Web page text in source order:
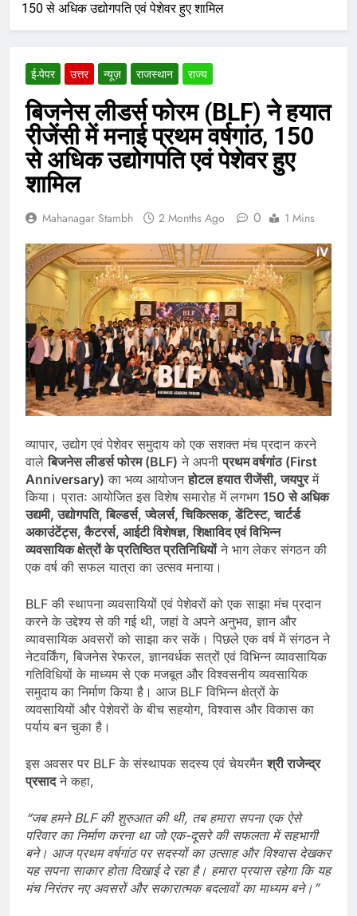
150 से अधिक उद्योगपति एवं पेशेवर हुए शामिल
ई-पेपर उत्तर न्यूज़ राजस्थान राज्य
बिजनेस लीडर्स फोरम (BLF) ने हयात
रीजेंसी में मनाई प्रथम वर्षगांठ, 150
से अधिक उद्योगपति एवं पेशेवर हुए
शामिल
Mahanagar Stambh 2 Months Ago 0 1 Mins
व्यापार, उद्योग एवं पेशेवर समुदाय को एक सशक्त मंच प्रदान करने
वालेबिजनेसलीडर्सफोरम (BLF) ने अपनीप्रथमवर्षगांठ (First
Anniversary) का भव्य आयोजनहोटलहयातरीजेंसी,जयपुरमें
किया। प्रातः आयोजित इस विशेष समारोह में लगभग 150सेअधिक
उद्यमी,उद्योगपति,बिल्डर्स,ज्वेलर्स,चिकित्सक,डेंटिस्ट,चार्टर्ड
अकाउंटेंट्स,कैटरर्स, आईटीविशेषज्ञ,शिक्षाविदएवंविभिन्न
व्यवसायिकक्षेत्रोंकेप्रतिष्ठितप्रतिनिधियोंने भाग लेकर संगठन की
एक वर्ष की सफल यात्रा का उत्सव मनाया।
BLF की स्थापना व्यवसायियों एवं पेशेवरों को एक साझा मंच प्रदान
करने के उद्देश्य से की गई थी, जहां वे अपने अनुभव, ज्ञान और
व्यावसायिक अवसरों को साझा कर सकें। पिछले एक वर्ष में संगठन ने
नेटवर्किंग, बिजनेस रेफरल, ज्ञानवर्धक सत्रों एवं विभिन्न व्यावसायिक
गतिविधियों के माध्यम से एक मजबूत और विश्वसनीय व्यवसायिक
समुदाय का निर्माण किया है। आज BLF विभिन्न क्षेत्रों के
व्यवसायियों और पेशेवरों के बीच सहयोग, विश्वास और विकास का
पर्याय बन चुका है।
इस अवसर पर BLF के संस्थापक सदस्य एवं चेयरमैनश्रीराजेन्द्र
प्रसादने कहा,
“जबहमने BLFकी शुरुआतकी थी, तबहमारा सपना एकऐसे
परिवारका निर्माणकरना था जो एक-दूसरेकी सफलता में सहभागी
बने। आज प्रथमवर्षगांठ पर सदस्योंका उत्साहऔरविश्वासदेखकर
यह सपना साकारहोता दिखाईदे रहा है। हमारा प्रयास रहेगा कि यह
मंचनिरंतर नएअवसरोंऔर सकारात्मकबदलावोंका माध्यमबने।”